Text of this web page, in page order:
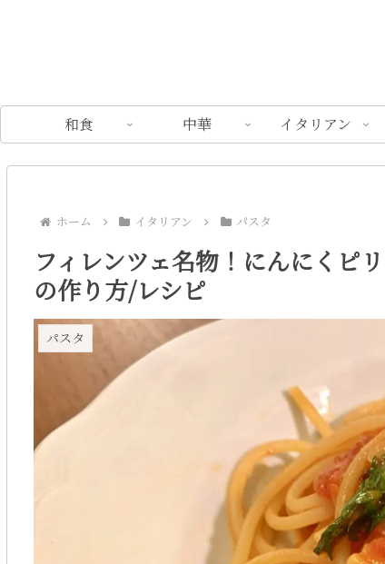
和食 中華 イタリアン
ホーム イタリアン パスタ
フィレンツェ名物！にんにくピ
の作り方/レシピ
パスタ